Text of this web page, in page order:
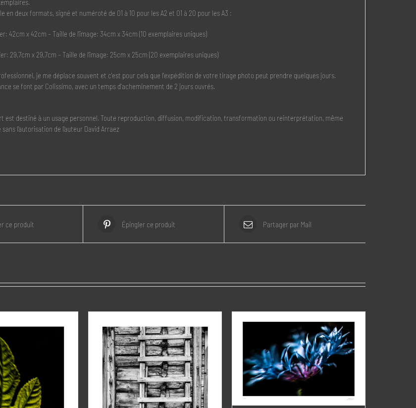
en deux formats, signé et numéroté de 01 à 10 pour les A2 et 01 à 20 pour les A3 :
42cm x 42cm – Taille de l’image: 34cm x 34cm (10 exemplaires uniques)
29,7cm x 29,7cm – Taille de l’image: 25cm x 25cm (20 exemplaires uniques)
je me déplace souvent et c'est pour cela que l'expédition de votre tirage photo peut prendre quelques jours.
se font par Colissimo, avec un temps d'acheminement de 2 jours ouvrés.
est destiné à un usage personnel. Toute reproduction, diffusion, modification, transformation ou reinterprétation, même
l’autorisation de l’auteur David Arraez
ce produit Épingler ce produit Partager par Mail